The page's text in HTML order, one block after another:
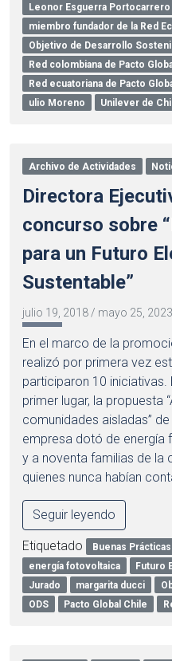
Leonor Esguerra Portocarrero
miembro fundador de la Red
Objetivo de Desarrollo
Red colombiana de Pacto
Red ecuatoriana de Pacto
ulio Moreno
Unilever de
Archivo de Actividades
Directora
concurso sobre
para un Futuro
Sustentable”
julio 19, 2018 / mayo 25, 2023
En el marco de la
realizó por primera vez
participaron 10
primer lugar, la propuesta
comunidades aisladas”
empresa dotó de
y a noventa familias de la
quienes nunca habían
Seguir leyendo
Etiquetado Buenas Prácticas
energía fotovoltaica
Futuro
Jurado
margarita ducci
ODS
Pacto Global Chile